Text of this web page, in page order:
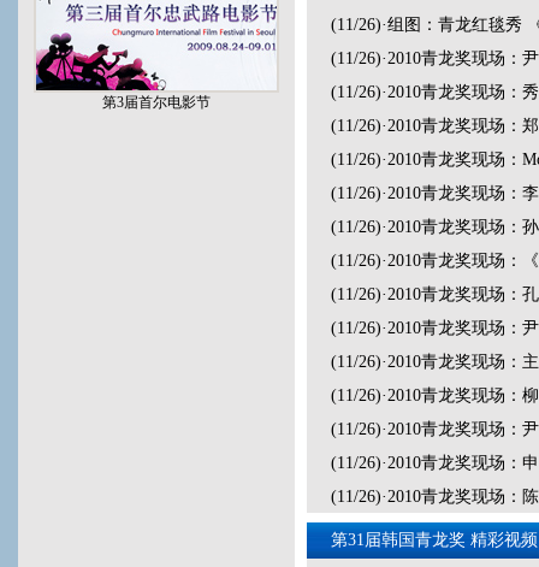
第3届首尔电影节
(11/26)·组图：青龙红毯秀
(11/26)·2010青龙奖现场：
(11/26)·2010青龙奖现场：
(11/26)·2010青龙奖现场：
(11/26)·2010青龙奖现场：
(11/26)·2010青龙奖现场：
(11/26)·2010青龙奖现场：
(11/26)·2010青龙奖现场：
(11/26)·2010青龙奖现场：
(11/26)·2010青龙奖现场：
(11/26)·2010青龙奖现场：
(11/26)·2010青龙奖现场：
(11/26)·2010青龙奖现场：
(11/26)·2010青龙奖现场：
(11/26)·2010青龙奖现场：
第31届韩国青龙奖 精彩视频